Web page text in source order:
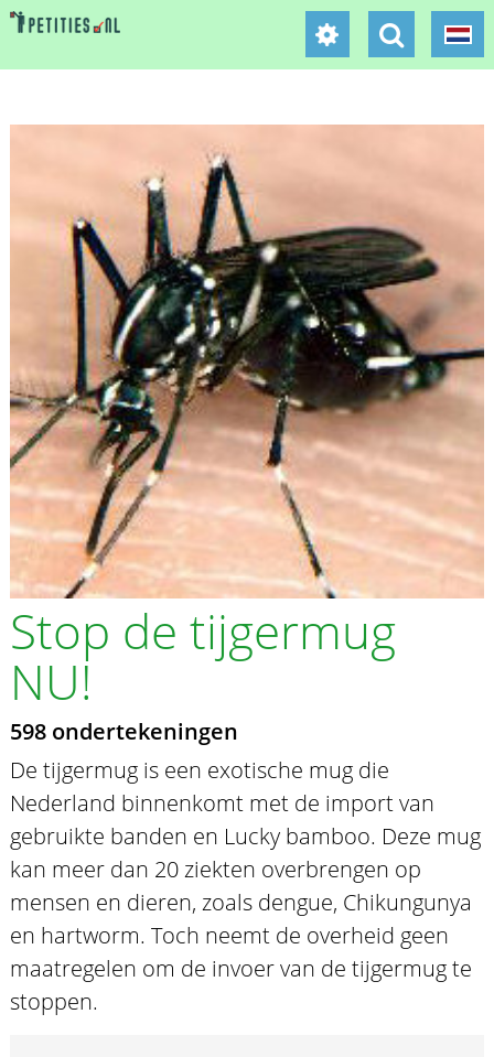
Stop de tijgermug
NU!
598 ondertekeningen
De tijgermug is een exotische mug die
Nederland binnenkomt met de import van
gebruikte banden en Lucky bamboo. Deze mug
kan meer dan 20 ziekten overbrengen op
mensen en dieren, zoals dengue, Chikungunya
en hartworm. Toch neemt de overheid geen
maatregelen om de invoer van de tijgermug te
stoppen.